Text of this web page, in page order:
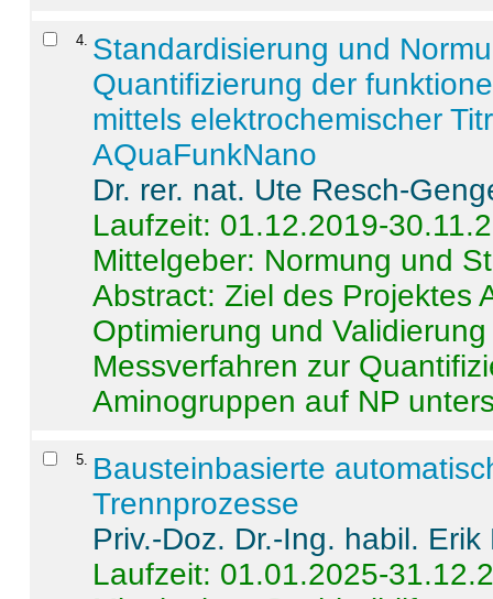
4 Standardisierung und
Quantifizierung der
mittels elektrochemischer
AQuaFunkNano
Dr. rer. nat. Ute Resch-
Laufzeit: 01.12.2019-
Mittelgeber: Normung und
Abstract:Ziel des Projektes
Optimierung und
Messverfahren zur
Aminogruppen auf NP
5
Bausteinbasierte
Trennprozesse
Priv.-Doz. Dr.-Ing. habil. Erik
Laufzeit: 01.01.2025-